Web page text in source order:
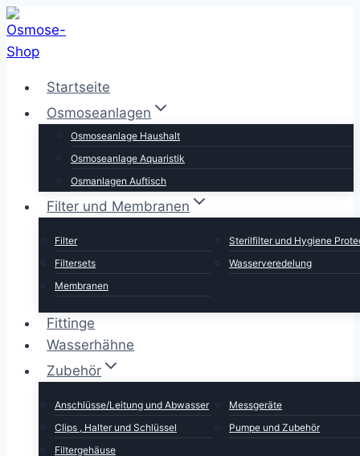
Zum
Inhalt
springen
Startseite
Osmoseanlagen
Osmoseanlage Haushalt
Osmoseanlage Aquaristik
Osmanlagen Auftisch
Filter und Membranen
Filter
Filtersets
Membranen
Sterilfilter und Hygiene
Wasserveredelung
Fittinge
Wasserhähne
Zubehör
Anschlüsse/Leitung und Abwasser
Clips , Halter und Schlüssel
Filtergehäuse
Messgeräte
Pumpe und Zubehör